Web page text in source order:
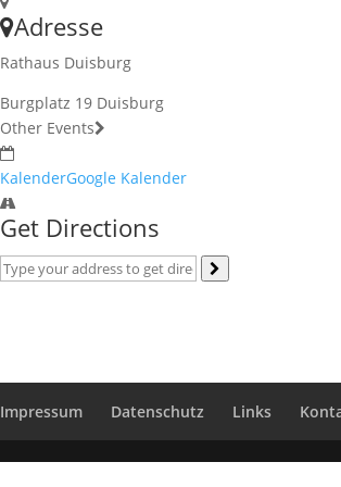
Adresse
Rathaus Duisburg
Burgplatz 19 Duisburg
Other Events
KalenderGoogle Kalender
Get Directions
Impressum Datenschutz Links